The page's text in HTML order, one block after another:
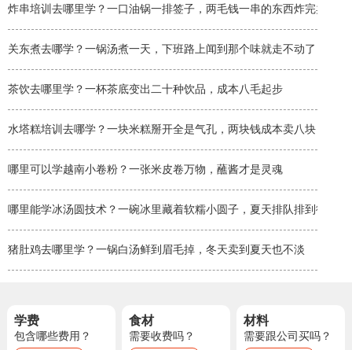
炸串培训去哪里学？一口油锅一排签子，两毛钱一串的东西炸完卖两块
关东煮去哪学？一锅汤煮一天，下班路上闻到那个味就走不动了
茶饮去哪里学？一杯茶底变出二十种饮品，成本八毛起步
水塔糕培训去哪学？一块米糕掰开全是气孔，两块钱成本卖八块
哪里可以学越南小卷粉？一张米皮卷万物，蘸酱才是灵魂
哪里能学冰汤圆技术？一碗冰里藏着软糯小圆子，夏天排队排到街角
猪肚鸡去哪里学？一锅白汤鲜到眉毛掉，冬天卖到夏天也不淡
学费
包含哪些费用？
食材
需要收费吗？
材料
需要跟公司买吗？